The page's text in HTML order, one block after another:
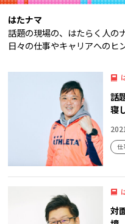
はたナマ
話題の現場の、はたらく人の
日々の仕事やキャリアへのヒ
話
寝
仕
対